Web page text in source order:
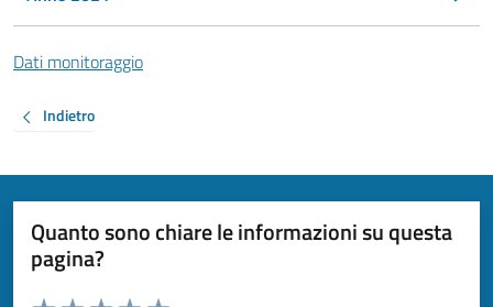
Dati monitoraggio
Indietro
Quanto sono chiare le informazioni su questa
pagina?
Valuta da 1 a 5 stelle la pagina